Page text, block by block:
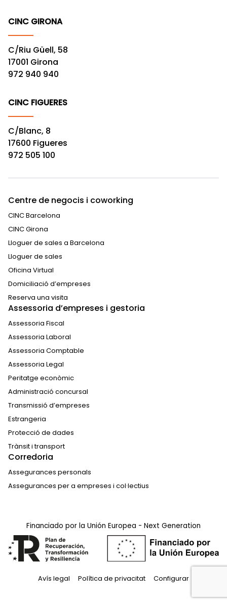
CINC GIRONA
C/Riu Güell, 58
17001 Girona
972 940 940
CINC FIGUERES
C/Blanc, 8
17600 Figueres
972 505 100
Centre de negocis i coworking
CINC Barcelona
CINC Girona
Lloguer de sales a Barcelona
Lloguer de sales
Oficina Virtual
Domiciliació d’empreses
Reserva una visita
Assessoria d’empreses i gestoria
Assessoria Fiscal
Assessoria Laboral
Assessoria Comptable
Assessoria Legal
Peritatge econòmic
Administració concursal
Transmissió d’empreses
Estrangeria
Protecció de dades
Trànsit i transport
Corredoria
Assegurances personals
Assegurances per a empreses i col·lectius
Financiado por la Unión Europea - Next Generation
Avís legal Política de privacitat Configurar